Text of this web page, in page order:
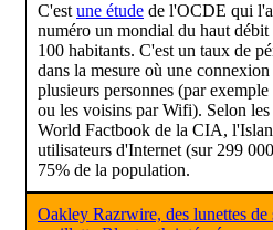
C'est une étude de l'OCDE qui
numéro un mondial du haut
100 habitants. C'est un taux de
dans la mesure où une
plusieurs personnes (par
ou les voisins par Wifi). Selon
World Factbook de la CIA,
utilisateurs d'Internet (sur 299
75% de la population.
Oakley Razrwire, des lunettes de